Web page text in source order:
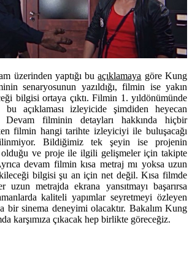
üzerinden yaptığı buaçıklamaya göre Kung
senaryosunun yazıldığı, filmin ise yakın
bilgisi ortaya çıktı. Filmin 1. yıldönümünde
bu açıklaması izleyicide şimdiden heyecan
Devam filminin detayları hakkında hiçbir
filmin hangi tarihte izleyiciyi ile buluşacağı
Bildiğimiz tek şeyin ise projenin
olduğu ve proje ile ilgili gelişmeler için takipte
devam filmin kısa metraj mı yoksa uzun
bilgisi şu an için net değil. Kısa filmde
uzun metrajda ekrana yansıtmayı başarırsa
kaliteli yapımlar seyretmeyi özleyen
bir sinema deneyimi olacaktır. Bakalım Kung
karşımıza çıkacak hep birlikte göreceğiz.